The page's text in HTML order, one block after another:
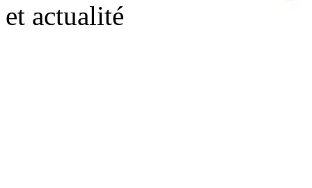
et actualité